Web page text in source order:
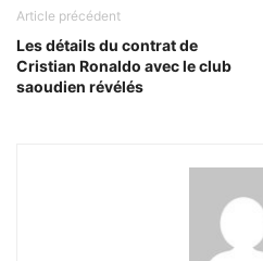
Article précédent
Les détails du contrat de
Cristian Ronaldo avec le club
saoudien révélés